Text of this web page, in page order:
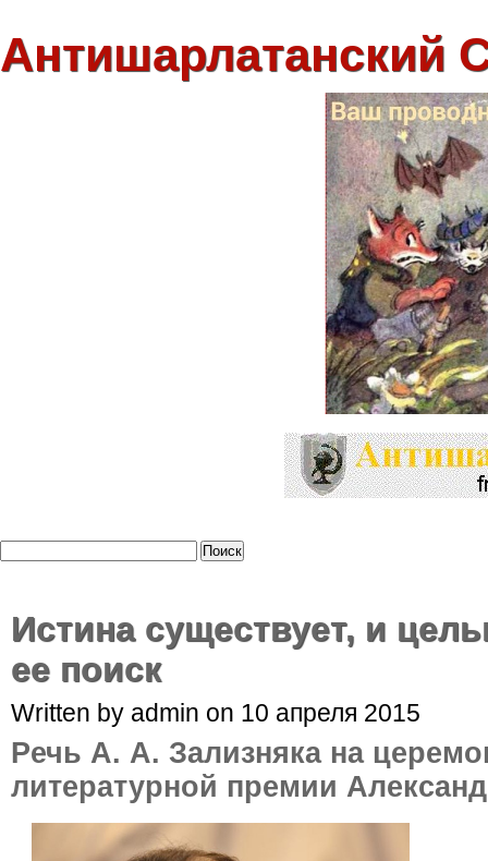
Антишарлатанский
Истина существует, и
ее поиск
Written by admin on 10 апреля 2015
Pечь А. А. Зализняка на
литературной премии